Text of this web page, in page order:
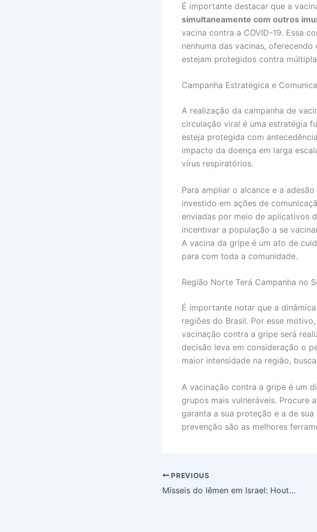
É importante destacar que a
simultaneamente com outros
vacina contra a COVID-19. Essa
nenhuma das vacinas,
estejam protegidos contra
Campanha Estratégica e
A realização da campanha de
circulação viral é uma estratégia
esteja protegida com
impacto da doença em larga
vírus respiratórios.
Para ampliar o alcance e a
investido em ações de
enviadas por meio de aplicativos
incentivar a população a se
A vacina da gripe é um ato de
para com toda a comunidade.
Região Norte Terá Campanha no
É importante notar que a
regiões do Brasil. Por esse motivo,
vacinação contra a gripe será
decisão leva em consideração o
maior intensidade na região,
A vacinação contra a gripe é um
grupos mais vulneráveis. Procure
garanta a sua proteção e a de
prevenção são as melhores
PREVIOUS
Mísseis do Iêmen em Israel: Houthis Ameaçam Entrar na Guerra e Aumentam Tensão Regional